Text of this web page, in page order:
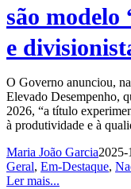
são modelo
e
O Governo anunciou,
Elevado Desempenho,
2026, “a título
à produtividade e à
Maria João Garcia
Geral, Em-Destaque,
Ler mais...